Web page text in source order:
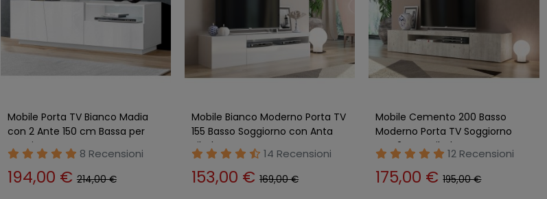
Mobile Porta TV Bianco Madia
con 2 Ante 150 cm Bassa per
Soggiorno
8 Recensioni
194,00 € 214,00 €
Mobile Bianco Moderno Porta TV
155 Basso Soggiorno con Anta
Ribalta Legno
14 Recensioni
153,00 €169,00 €
Mobile Cemento 200 Basso
Moderno Porta TV Soggiorno
con 2 Ante Ribalta
12 Recensioni
175,00 €195,00 €